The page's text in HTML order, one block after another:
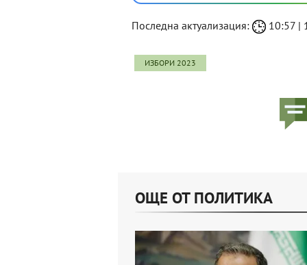
Последна актуализация: 10:57 |
ИЗБОРИ 2023
ОЩЕ ОТ ПОЛИТИКА